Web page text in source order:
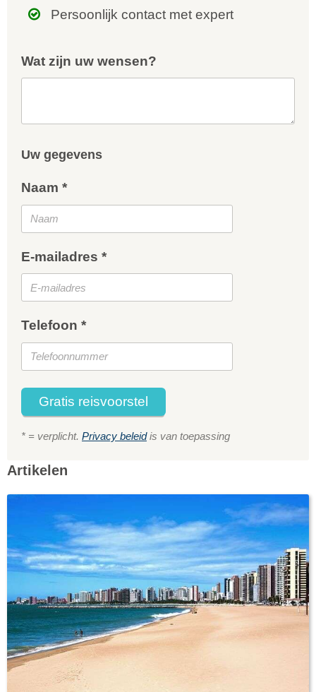
Persoonlijk contact met expert
Wat zijn uw wensen?
Uw gegevens
Naam *
E-mailadres *
Telefoon *
Gratis reisvoorstel
* = verplicht. Privacy beleidis van toepassing
Artikelen